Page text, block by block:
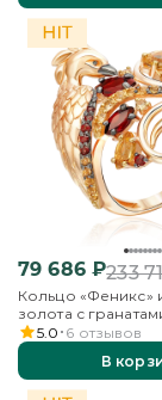
79 686₽233
Кольцо «Феникс»
золота с
и эмалью
5.0 6 отзывов
В